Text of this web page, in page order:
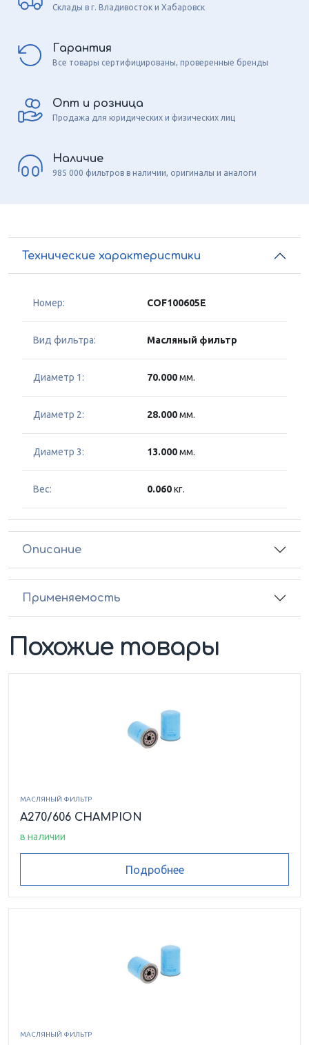
Склады в г. Владивосток и Хабаровск
Гарантия
Все товары сертифицированы, проверенные бренды
Опт и розница
Продажа для юридических и физических лиц
Наличие
985 000 фильтров в наличии, оригиналы и аналоги
Технические характеристики
Номер: COF100605E
Вид фильтра: Масляный фильтр
Диаметр 1: 70.000мм.
Диаметр 2: 28.000мм.
Диаметр 3: 13.000мм.
Вес: 0.060кг.
Описание
Применяемость
Похожие товары
МАСЛЯНЫЙ ФИЛЬТР
A270/606 CHAMPION
в наличии
Подробнее
МАСЛЯНЫЙ ФИЛЬТР